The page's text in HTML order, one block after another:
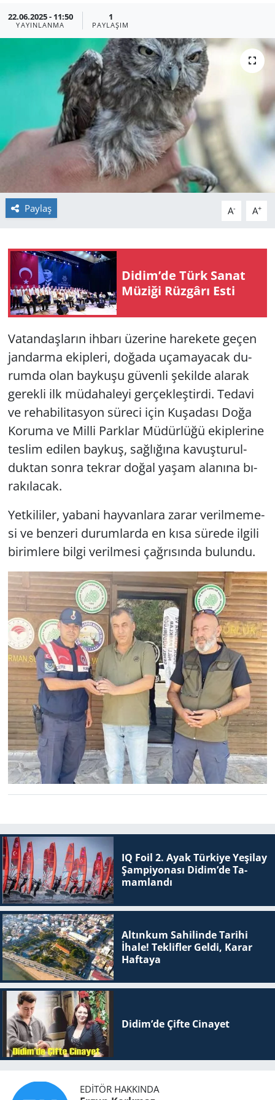
22.06.2025 - 11:50
YAYINLANMA
1
PAYLAŞIM
Paylaş A- A+
Didim’de Türk Sanat
Mü­zi­ği Rüz­gâ­rı Esti
Va­tan­daş­la­rın ih­ba­rı üze­ri­ne ha­re­ke­te geçen
jan­dar­ma ekip­le­ri, do­ğa­da uça­ma­ya­cak du­
rum­da olan bay­ku­şu gü­ven­li şe­kil­de ala­rak
ge­rek­li ilk mü­da­ha­le­yi ger­çek­leş­tir­di. Te­da­vi
ve re­ha­bi­li­tas­yon sü­re­ci için Ku­şa­da­sı Doğa
Ko­ru­ma ve Milli Park­lar Mü­dür­lü­ğü ekip­le­ri­ne
tes­lim edi­len bay­kuş, sağ­lı­ğı­na ka­vuş­tu­rul­
duk­tan sonra tek­rar doğal yaşam ala­nı­na bı­
ra­kı­la­cak.
Yet­ki­li­ler, ya­ba­ni hay­van­la­ra zarar ve­ril­me­me­
si ve ben­ze­ri du­rum­lar­da en kısa sü­re­de il­gi­li
bi­rim­le­re bilgi ve­ril­me­si çağ­rı­sın­da bu­lun­du.
IQ Foil 2. Ayak Tür­ki­ye Ye­şi­lay
Şam­pi­yo­na­sı Didim’de Ta­
mam­lan­dı
Altınkum Sahilinde Tarihi
İhale! Teklifler Geldi, Karar
Haftaya
Didim’de Çifte Ci­na­yet
EDITÖR HAKKINDA
GÜNDEM
HABERDE İNSAN
KÜLTÜR SANAT
MAGAZİN
POLİTİKA
RESMİ İLANLAR
SAĞLIK
SPOR
Yerel